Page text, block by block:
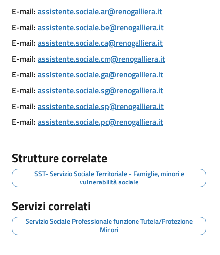
Tutti
gli
argomenti...
E-mail: assistente.sociale.ar@renogalliera.it
E-mail: assistente.sociale.be@renogalliera.it
E-mail: assistente.sociale.ca@renogalliera.it
E-mail: assistente.sociale.cm@renogalliera.it
E-mail: assistente.sociale.ga@renogalliera.it
E-mail: assistente.sociale.sg@renogalliera.it
E-mail: assistente.sociale.sp@renogalliera.it
E-mail: assistente.sociale.pc@renogalliera.it
Strutture correlate
SST- Servizio Sociale Territoriale - Famiglie, minori e
vulnerabilità sociale
Servizi correlati
Servizio Sociale Professionale funzione Tutela/Protezione
Minori